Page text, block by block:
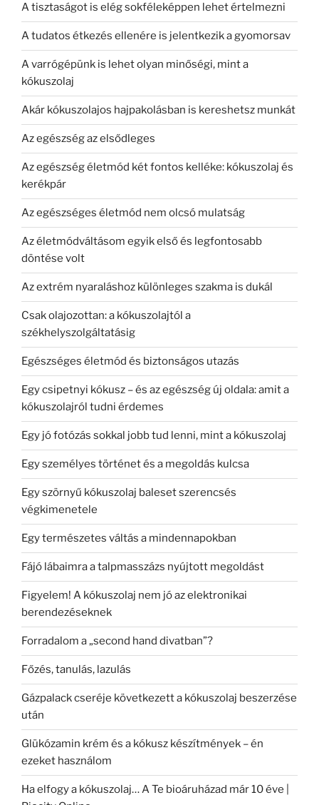
A tisztaságot is elég sokféleképpen lehet értelmezni
A tudatos étkezés ellenére is jelentkezik a gyomorsav
A varrógépünk is lehet olyan minőségi, mint a
kókuszolaj
Akár kókuszolajos hajpakolásban is kereshetsz munkát
Az egészség az elsődleges
Az egészség életmód két fontos kelléke: kókuszolaj és
kerékpár
Az egészséges életmód nem olcsó mulatság
Az életmódváltásom egyik első és legfontosabb
döntése volt
Az extrém nyaraláshoz különleges szakma is dukál
Csak olajozottan: a kókuszolajtól a
székhelyszolgáltatásig
Egészséges életmód és biztonságos utazás
Egy csipetnyi kókusz – és az egészség új oldala: amit a
kókuszolajról tudni érdemes
Egy jó fotózás sokkal jobb tud lenni, mint a kókuszolaj
Egy személyes történet és a megoldás kulcsa
Egy szörnyű kókuszolaj baleset szerencsés
végkimenetele
Egy természetes váltás a mindennapokban
Fájó lábaimra a talpmasszázs nyújtott megoldást
Figyelem! A kókuszolaj nem jó az elektronikai
berendezéseknek
Forradalom a „second hand divatban”?
Főzés, tanulás, lazulás
Gázpalack cseréje következett a kókuszolaj beszerzése
után
Glükózamin krém és a kókusz készítmények – én
ezeket használom
Ha elfogy a kókuszolaj… A Te bioáruházad már 10 éve |